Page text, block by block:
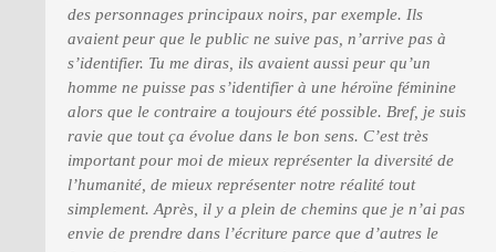
des personnages principaux noirs, par exemple. Ils
avaient peur que le public ne suive pas, n’arrive pas à
s’identifier. Tu me diras, ils avaient aussi peur qu’un
homme ne puisse pas s’identifier à une héroïne féminine
alors que le contraire a toujours été possible. Bref, je suis
ravie que tout ça évolue dans le bon sens. C’est très
important pour moi de mieux représenter la diversité de
l’humanité, de mieux représenter notre réalité tout
simplement. Après, il y a plein de chemins que je n’ai pas
envie de prendre dans l’écriture parce que d’autres le